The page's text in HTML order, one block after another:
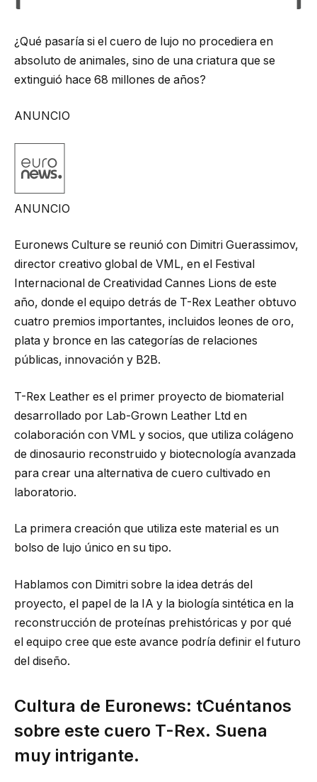
¿Qué pasaría si el cuero de lujo no procediera en
absoluto de animales, sino de una criatura que se
extinguió hace 68 millones de años?
ANUNCIO
ANUNCIO
Euronews Culture se reunió con Dimitri Guerassimov,
director creativo global de VML, en el Festival
Internacional de Creatividad Cannes Lions de este
año, donde el equipo detrás de T-Rex Leather obtuvo
cuatro premios importantes, incluidos leones de oro,
plata y bronce en las categorías de relaciones
públicas, innovación y B2B.
T-Rex Leather es el primer proyecto de biomaterial
desarrollado por Lab-Grown Leather Ltd en
colaboración con VML y socios, que utiliza colágeno
de dinosaurio reconstruido y biotecnología avanzada
para crear una alternativa de cuero cultivado en
laboratorio.
La primera creación que utiliza este material es un
bolso de lujo único en su tipo.
Hablamos con Dimitri sobre la idea detrás del
proyecto, el papel de la IA y la biología sintética en la
reconstrucción de proteínas prehistóricas y por qué
el equipo cree que este avance podría definir el futuro
del diseño.
Cultura de Euronews: tCuéntanos
sobre este cuero T-Rex. Suena
muy intrigante.